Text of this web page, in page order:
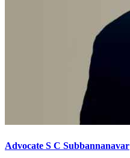
Advocate S C Subbannanavar